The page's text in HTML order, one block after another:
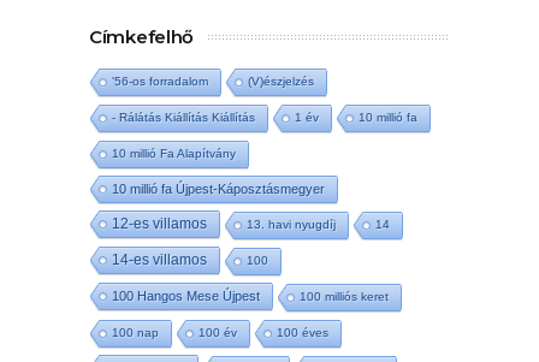
Címkefelhő
'56-os forradalom (V)észjelzés
- Rálátás Kiállítás Kiállítás 1 év 10 millió fa
10 millió Fa Alapítvány
10 millió fa Újpest-Káposztásmegyer
12-es villamos 13. havi nyugdíj 14
14-es villamos 100
100 Hangos Mese Újpest 100 milliós keret
100 nap 100 év 100 éves